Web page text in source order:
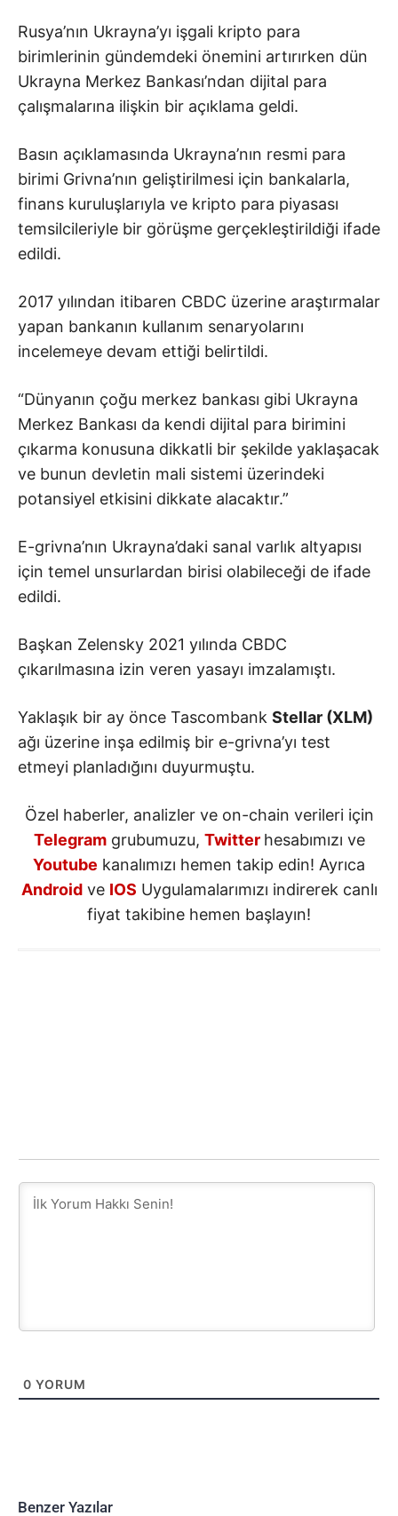
Rusya’nın Ukrayna’yı işgali kripto para
birimlerinin gündemdeki önemini artırırken dün
Ukrayna Merkez Bankası’ndan dijital para
çalışmalarına ilişkin bir açıklama geldi.
Basın açıklamasında Ukrayna’nın resmi para
birimi Grivna’nın geliştirilmesi için bankalarla,
finans kuruluşlarıyla ve kripto para piyasası
temsilcileriyle bir görüşme gerçekleştirildiği ifade
edildi.
2017 yılından itibaren CBDC üzerine araştırmalar
yapan bankanın kullanım senaryolarını
incelemeye devam ettiği belirtildi.
“Dünyanın çoğu merkez bankası gibi Ukrayna
Merkez Bankası da kendi dijital para birimini
çıkarma konusuna dikkatli bir şekilde yaklaşacak
ve bunun devletin mali sistemi üzerindeki
potansiyel etkisini dikkate alacaktır.”
E-grivna’nın Ukrayna’daki sanal varlık altyapısı
için temel unsurlardan birisi olabileceği de ifade
edildi.
Başkan Zelensky 2021 yılında CBDC
çıkarılmasına izin veren yasayı imzalamıştı.
Yaklaşık bir ay önce Tascombank Stellar (XLM)
ağı üzerine inşa edilmiş bir e-grivna’yı test
etmeyi planladığını duyurmuştu.
Özel haberler, analizler ve on-chain verileri için
Telegramgrubumuzu, Twitter hesabımızı ve
Youtube kanalımızı hemen takip edin! Ayrıca
Androidve IOS Uygulamalarımızı indirerek canlı
fiyat takibine hemen başlayın!
0 YORUM
Benzer Yazılar